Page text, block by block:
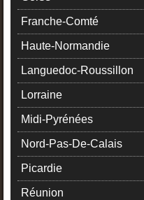
Franche-Comté
Haute-Normandie
Languedoc-Roussillon
Lorraine
Midi-Pyrénées
Nord-Pas-De-Calais
Picardie
Réunion